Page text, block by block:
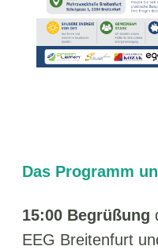
Das Programm
15:00 Begrüßung
EEG Breitenfurt